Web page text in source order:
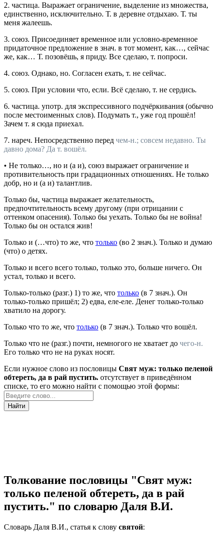
2. частица. Выражает ограничение, выделение из множества,
единственно, исключительно. Т. в деревне отдыхаю. Т. ты
меня жалеешь.
3. союз. Присоединяет временное или условно-временное
придаточное предложение в знач. в тот момент, как…, сейчас
же, как… Т. позовёшь, я приду. Все сделаю, т. попроси.
4. союз. Однако, но. Согласен ехать, т. не сейчас.
5. союз. При условии что, если. Всё сделаю, т. не сердись.
6. частица. употр. для экспрессивного подчёркивания (обычно
после местоименных слов). Подумать т., уже год прошёл!
Зачем т. я сюда приехал.
7. нареч. Непосредственно перед чем-н.; совсем недавно. Ты
давно дома? Да т. вошёл.
• Не только…, но и (а и), союз выражает ограничение и
противительность при градационных отношениях. Не только
добр, но и (а и) талантлив.
Только бы, частица выражает желательность,
предпочтительность всему другому (при отрицании с
оттенком опасения). Только бы уехать. Только бы не война!
Только бы он остался жив!
Только и (…что) то же, что только (во 2 знач.). Только и думаю
(что) о детях.
Только и всего всего только, только это, больше ничего. Он
устал, только и всего.
Только-только (разг.) 1) то же, что только (в 7 знач.). Он
только-только пришёл; 2) едва, еле-еле. Денег только-только
хватило на дорогу.
Только что то же, что только (в 7 знач.). Только что вошёл.
Только что не (разг.) почти, немногого не хватает до чего-н.
Его только что не на руках носят.
Если нужное слово из пословицы Свят муж: только пеленой
обтереть, да в рай пустить. отсутствует в приведённом
списке, то его можно найти с помощью этой формы:
Найти
Толкование пословицы "Свят муж:
только пеленой обтереть, да в рай
пустить." по словарю Даля В.И.
Словарь Даля В.И., статья к слову святой: